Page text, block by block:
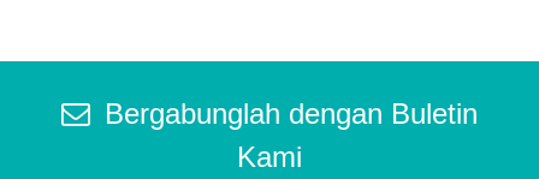
Bergabunglah dengan Buletin
Kami